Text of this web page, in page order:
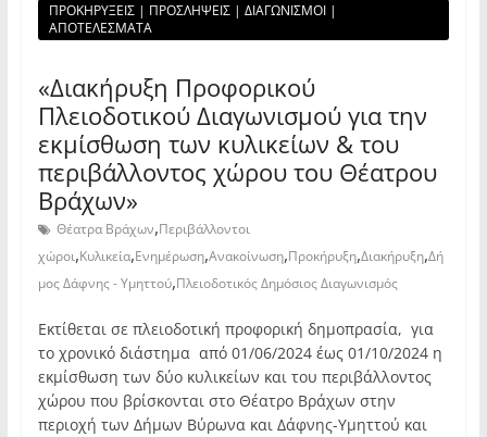
ΠΡΟΚΗΡΥΞΕΙΣ | ΠΡΟΣΛΗΨΕΙΣ | ΔΙΑΓΩΝΙΣΜΟΙ |
ΑΠΟΤΕΛΕΣΜΑΤΑ
«Διακήρυξη Προφορικού
Πλειοδοτικού Διαγωνισμού για την
εκμίσθωση των κυλικείων & του
περιβάλλοντος χώρου του Θέατρου
Βράχων»
Θέατρα Βράχων,Περιβάλλοντοι
χώροι,Κυλικεία,Ενημέρωση,Ανακοίνωση,Προκήρυξη,Διακήρυξη,Δή
μος Δάφνης - Υμηττού,Πλειοδοτικός Δημόσιος Διαγωνισμός
Εκτίθεται σε πλειοδοτική προφορική δημοπρασία, για
το χρονικό διάστημα από 01/06/2024 έως 01/10/2024 η
εκμίσθωση των δύο κυλικείων και του περιβάλλοντος
χώρου που βρίσκονται στο Θέατρο Βράχων στην
περιοχή των Δήμων Βύρωνα και Δάφνης-Υμηττού και